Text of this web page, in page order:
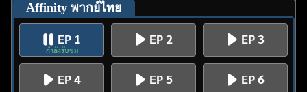
Affinity พากย์ไทย
EP 1
กำลังรับชม
EP 2 EP 3
EP 4 EP 5 EP 6